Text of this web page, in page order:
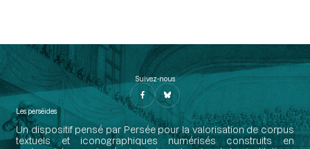
Suivez-nous
Les perséides
Un dispositif pensé par Persée pour la valorisation de corpus
textuels et iconographiques numérisés construits en